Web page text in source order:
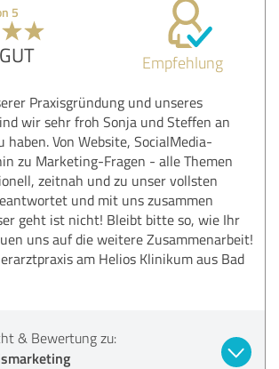
5
Empfehlung
Praxisgründung und unseres
wir sehr froh Sonja und Steffen an
haben. Von Website, SocialMedia-
zu Marketing-Fragen - alle Themen
zeitnah und zu unser vollsten
und mit uns zusammen
geht ist nicht! Bleibt bitte so, wie Ihr
uns auf die weitere Zusammenarbeit!
am Helios Klinikum aus Bad
& Bewertung zu: